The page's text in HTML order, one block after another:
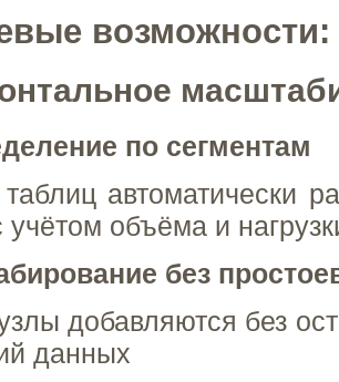
возможности:
по сегментам
автоматически
учётом объёма и
без
добавляются без
данных